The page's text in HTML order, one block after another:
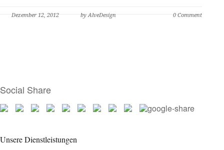
Dezember 12, 2012 by AlveDesign 0 Comment
Social Share
Unsere Dienstleistungen